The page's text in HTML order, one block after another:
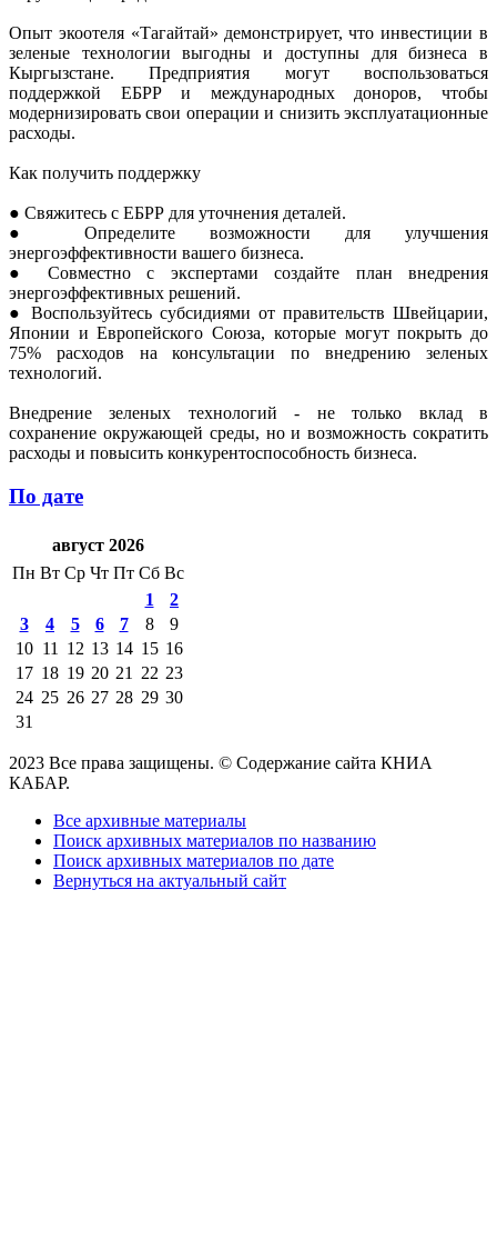
Опыт экоотеля «Тагайтай» демонстрирует, что инвестиции в
зеленые технологии выгодны и доступны для бизнеса в
Кыргызстане. Предприятия могут воспользоваться
поддержкой ЕБРР и международных доноров, чтобы
модернизировать свои операции и снизить эксплуатационные
расходы.
Как получить поддержку
● Свяжитесь с ЕБРР для уточнения деталей.
● Определите возможности для улучшения
энергоэффективности вашего бизнеса.
● Совместно с экспертами создайте план внедрения
энергоэффективных решений.
● Воспользуйтесь субсидиями от правительств Швейцарии,
Японии и Европейского Союза, которые могут покрыть до
75% расходов на консультации по внедрению зеленых
технологий.
Внедрение зеленых технологий - не только вклад в
сохранение окружающей среды, но и возможность сократить
расходы и повысить конкурентоспособность бизнеса.
По дате
август 2026
Пн Вт Ср Чт Пт Сб Вс
1
2
3
4 5 6 7 8
9
10 11 12 13 14 15 16
17 18 19 20 21 22 23
24 25 26 27 28 29 30
31
2023 Все права защищены. © Содержание сайта КНИА
КАБАР.
Все архивные материалы
Поиск архивных материалов по названию
Поиск архивных материалов по дате
Вернуться на актуальный сайт